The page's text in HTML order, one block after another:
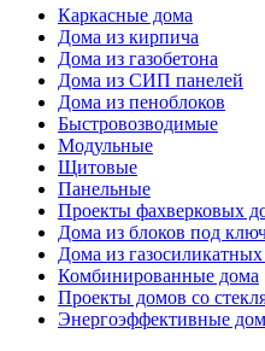
Каркасные дома
Дома из кирпича
Дома из газобетона
Дома из СИП панелей
Дома из пеноблоков
Быстровозводимые
Модульные
Щитовые
Панельные
Проекты фахверковых
Дома из блоков под
Дома из газосиликатных
Комбинированные дома
Проекты домов со
Энергоэффективные